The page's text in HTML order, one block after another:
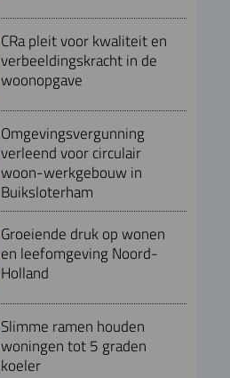
CRa pleit voor kwaliteit en
verbeeldingskracht in de
woonopgave
Omgevingsvergunning
verleend voor circulair
woon-werkgebouw in
Buiksloterham
Groeiende druk op wonen
en leefomgeving Noord-
Holland
Slimme ramen houden
woningen tot 5 graden
koeler